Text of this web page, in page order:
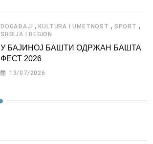
DOGAĐAJI ,KULTURA I UMETNOST , SPORT ,
SRBIJA I REGION
У БАЈИНОЈ БАШТИ ОДРЖАН БАШТА
ФЕСТ 2026
13/07/2026